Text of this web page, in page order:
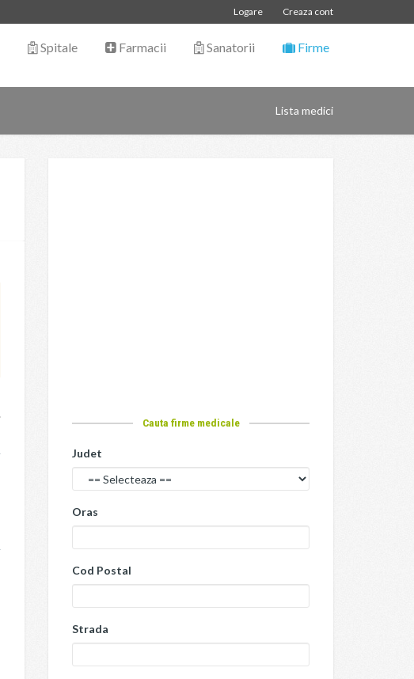
Creaza cont
Logare
Spitale Farmacii Sanatorii Firme
Lista medici
Cauta firme medicale
Judet
Oras
Cod Postal
Strada